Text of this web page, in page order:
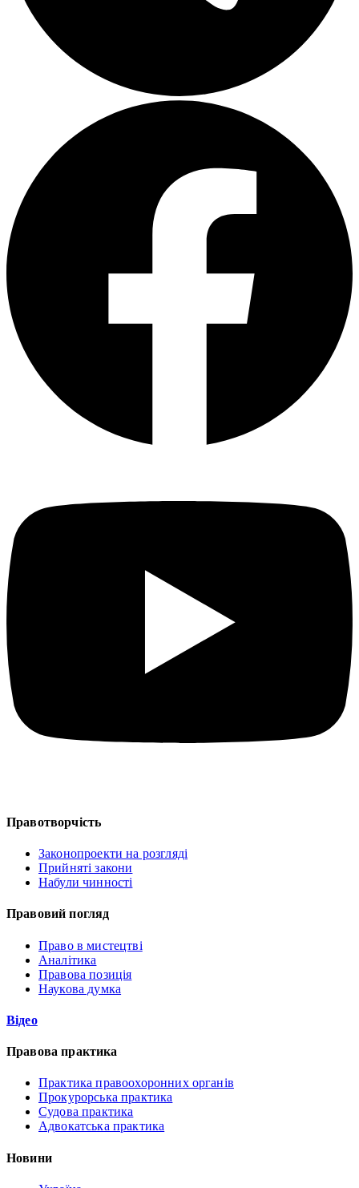
Правотворчість
Законопроекти на розгляді
Прийняті закони
Набули чинності
Правовий погляд
Право в мистецтві
Аналітика
Правова позиція
Наукова думка
Відео
Правова практика
Практика правоохоронних органів
Прокурорська практика
Судова практика
Адвокатська практика
Новини